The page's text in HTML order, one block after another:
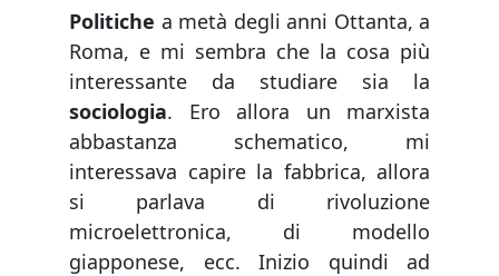
Politiche a metà degli anni Ottanta, a
Roma, e mi sembra che la cosa più
interessante da studiare sia la
sociologia. Ero allora un marxista
abbastanza schematico, mi
interessava capire la fabbrica, allora
si parlava di rivoluzione
microelettronica, di modello
giapponese, ecc. Inizio quindi ad